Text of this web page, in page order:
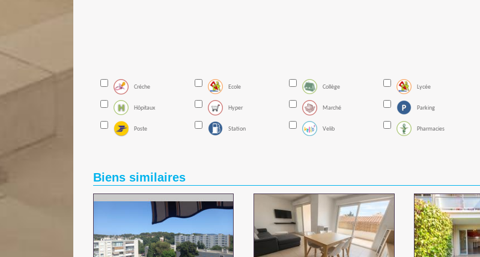
Créche Ecole Collège Lycée
Hôpitaux Hyper Marché Parking
Poste Station Velib Pharmacies
Biens similaires